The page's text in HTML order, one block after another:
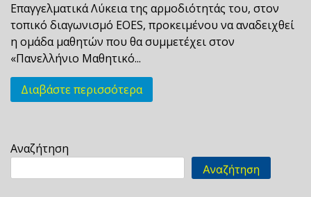
Επαγγελματικά Λύκεια της αρμοδιότητάς του, στον
τοπικό διαγωνισμό EOES, προκειμένου να αναδειχθεί
η ομάδα μαθητών που θα συμμετέχει στον
«Πανελλήνιο Μαθητικό...
Διαβάστε περισσότερα
Αναζήτηση
Αναζήτηση